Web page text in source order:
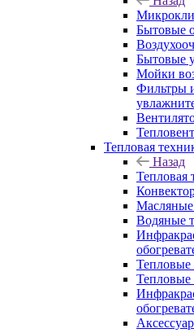
Бытовые
Бытовые
Мойки
Фильтры
Тепловая
Назад
Тепловая
Водяные
Тепловые